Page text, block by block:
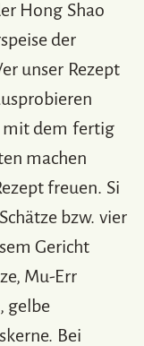
Hong Shao
der
unser Rezept
mit dem fertig
machen
freuen. Si
bzw. vier
Gericht
Mu-Err
gelbe
Bei